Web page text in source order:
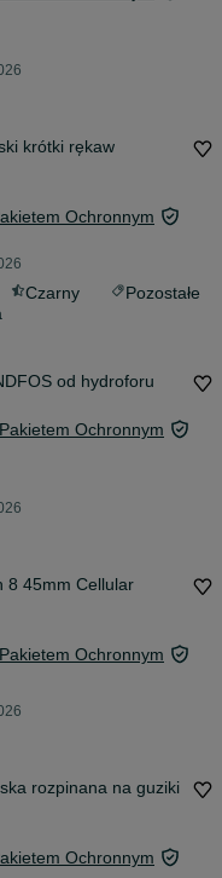
krótki rękaw
Ochronnym
Czarny
Pozostałe
od hydroforu
Ochronnym
8 45mm Cellular
Ochronnym
rozpinana na guziki
Ochronnym